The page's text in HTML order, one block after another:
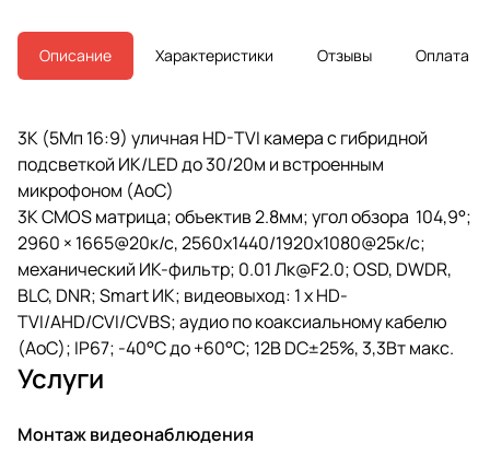
Описание Характеристики Отзывы Оплата
3К (5Мп 16:9) уличная HD-TVI камера с гибридной
подсветкой ИК/LED до 30/20м и встроенным
микрофоном (AoC)
3К CMOS матрица; объектив 2.8мм; угол обзора 104,9°;
2960 × 1665@20к/с, 2560x1440/1920x1080@25к/с;
механический ИК-фильтр; 0.01 Лк@F2.0; OSD, DWDR,
BLC, DNR; Smart ИК; видеовыход: 1 х HD-
TVI/AHD/CVI/CVBS; аудио по коаксиальному кабелю
(AoC); IP67; -40°С до +60°С; 12В DC±25%, 3,3Вт макс.
Услуги
Монтаж видеонаблюдения